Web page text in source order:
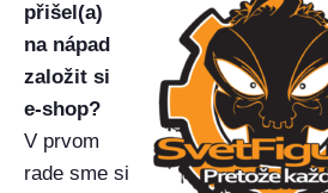
přišel(a)
na nápad
založit si
e-shop?
V prvom
rade sme si